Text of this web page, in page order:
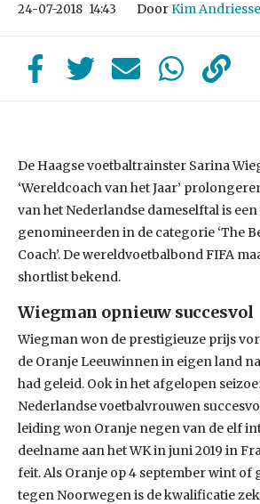
24-07-2018 14:43 DoorKim
De Haagse voetbaltrainster Sarina
‘Wereldcoach van het Jaar’
van het Nederlandse dameselftal is
genomineerden in de categorie ‘The
Coach’. De wereldvoetbalbond FIFA
shortlist bekend.
Wiegman opnieuw succesvol
Wiegman won de prestigieuze prijs
de Oranje Leeuwinnen in eigen land
had geleid. Ook in het afgelopen
Nederlandse voetbalvrouwen
leiding won Oranje negen van de elf
deelname aan het WK in juni 2019 in
feit. Als Oranje op 4 september wint of
tegen Noorwegen is de kwalificatie